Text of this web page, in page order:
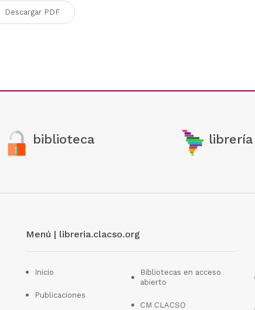
Descargar PDF
biblioteca librería
Menú | libreria.clacso.org
Inicio
Publicaciones
Bibliotecas en acceso
abierto
CM CLACSO